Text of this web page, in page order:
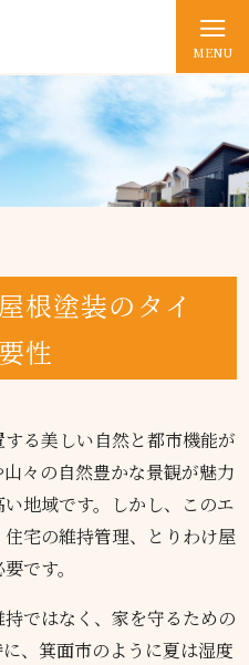
MENU
根塗装のタイ
性
る美しい自然と都市機能が
々の自然豊かな景観が魅力
地域です。しかし、このエ
宅の維持管理、とりわけ屋
です。
ではなく、家を守るための
、箕面市のように夏は湿度